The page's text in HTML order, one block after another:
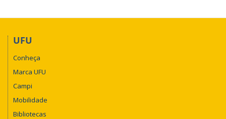
UFU
Conheça
Marca UFU
Campi
Mobilidade
Bibliotecas